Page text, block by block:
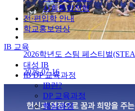
사회통합전형
전·편입학 안내
학교홍보영상
IB 교육
대성 IB
IB DP 교육과정
IB란?
DP 교육과정
핵심과정
2026학년도 스팀 페스티벌
2026-07-16